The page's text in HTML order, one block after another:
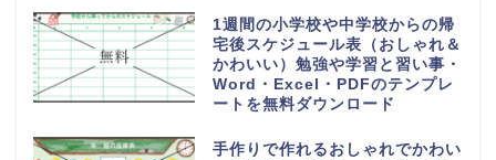
1週間の小学校や中学校からの帰
宅後スケジュール表（おしゃれ＆
かわいい）勉強や学習と習い事・
Word・Excel・PDFのテンプレ
ートを無料ダウンロード
手作りで作れるおしゃれでかわい